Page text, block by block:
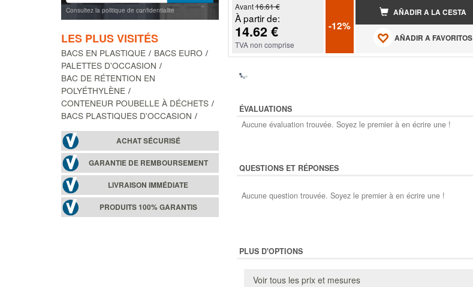
Consultez la politique de confidentialité
LES PLUS VISITÉS
BACS EN PLASTIQUE
BACS EURO
PALETTES D'OCCASION
BAC DE RÉTENTION EN
POLYÉTHYLÈNE
CONTENEUR POUBELLE À DÉCHETS
BACS PLASTIQUES D'OCCASION
ACHAT SÉCURISÉ
GARANTIE DE REMBOURSEMENT
LIVRAISON IMMÉDIATE
PRODUITS 100% GARANTIS
Avant16.61 €
À partir de:
14.62 €
TVA non comprise
-12%
AÑADIR A LA CESTA
AÑADIR A FAVORITOS
ÉVALUATIONS
Aucune évaluation trouvée. Soyez le premier à en écrire une !
QUESTIONS ET RÉPONSES
Aucune question trouvée. Soyez le premier à en écrire une !
PLUS D'OPTIONS
Voir tous les prix et mesures